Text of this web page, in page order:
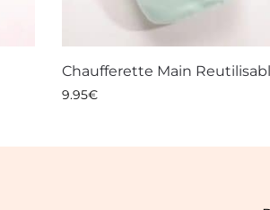
Chaufferette Main
9.95€